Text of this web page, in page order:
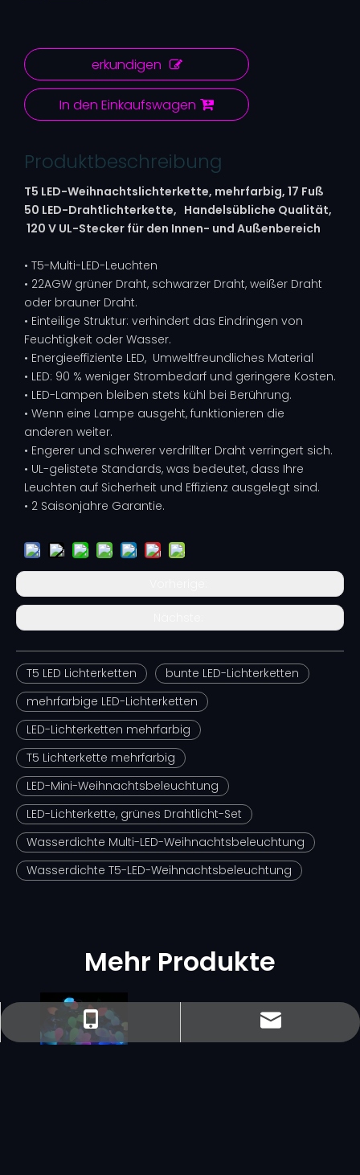
erkundigen
In den Einkaufswagen
Produktbeschreibung
T5 LED-Weihnachtslichterkette, mehrfarbig, 17 Fuß
50 LED-Drahtlichterkette, Handelsübliche Qualität,
120 V UL-Stecker für den Innen- und Außenbereich
• T5-Multi-LED-Leuchten
• 22AGW grüner Draht, schwarzer Draht, weißer Draht
oder brauner Draht.
• Einteilige Struktur: verhindert das Eindringen von
Feuchtigkeit oder Wasser.
• Energieeffiziente LED, Umweltfreundliches Material
• LED: 90 % weniger Strombedarf und geringere Kosten.
• LED-Lampen bleiben stets kühl bei Berührung.
• Wenn eine Lampe ausgeht, funktionieren die
anderen weiter.
• Engerer und schwerer verdrillter Draht verringert sich.
• UL-gelistete Standards, was bedeutet, dass Ihre
Leuchten auf Sicherheit und Effizienz ausgelegt sind.
• 2 Saisonjahre Garantie.
T5 LED Lichterketten
bunte LED-Lichterketten
mehrfarbige LED-Lichterketten
LED-Lichterketten mehrfarbig
T5 Lichterkette mehrfarbig
LED-Mini-Weihnachtsbeleuchtung
LED-Lichterkette, grünes Drahtlicht-Set
Wasserdichte Multi-LED-Weihnachtsbeleuchtung
Wasserdichte T5-LED-Weihnachtsbeleuchtung
Mehr Produkte
sales@minleon.com
+86-137-9487-6868
sales@minleon.com